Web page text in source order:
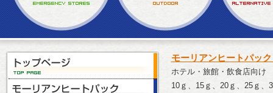
モーリアンヒートパッ
ホテル・旅館・飲食店向け
10ｇ、15ｇ、20ｇ、25ｇ、